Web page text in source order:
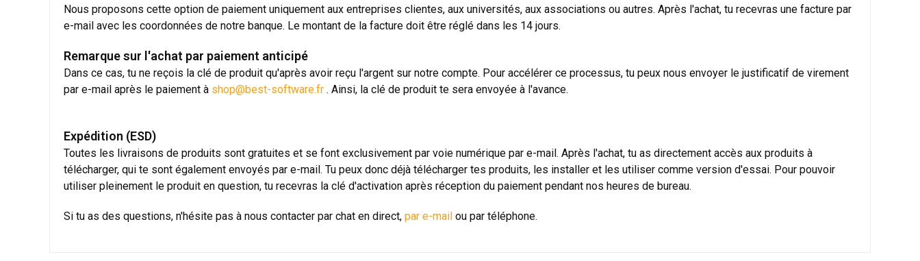
Nous proposons cette option de paiement uniquement aux entreprises clientes, aux universités, aux associations ou autres. Après l'achat, tu recevras une facture par
e-mail avec les coordonnées de notre banque. Le montant de la facture doit être réglé dans les 14 jours.
Remarque sur l'achat par paiement anticipé
Dans ce cas, tu ne reçois la clé de produit qu'après avoir reçu l'argent sur notre compte. Pour accélérer ce processus, tu peux nous envoyer le justificatif de virement
par e-mail après le paiement à shop@best-software.fr . Ainsi, la clé de produit te sera envoyée à l'avance.
Expédition (ESD)
Toutes les livraisons de produits sont gratuites et se font exclusivement par voie numérique par e-mail. Après l'achat, tu as directement accès aux produits à
télécharger, qui te sont également envoyés par e-mail. Tu peux donc déjà télécharger tes produits, les installer et les utiliser comme version d'essai. Pour pouvoir
utiliser pleinement le produit en question, tu recevras la clé d'activation après réception du paiement pendant nos heures de bureau.
Si tu as des questions, n'hésite pas à nous contacter par chat en direct, par e-mail ou par téléphone.